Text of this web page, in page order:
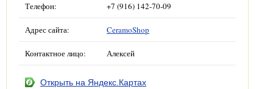
Телефон: +7 (916) 142-70-09
Адрес сайта: CeramoShop
Контактное лицо: Алексей
Открыть на Яндекс.Картах